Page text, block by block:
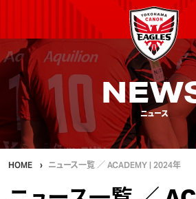
ニュース
HOME ニュース一覧 ／ ACADEMY | 2024年